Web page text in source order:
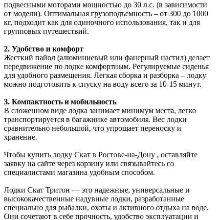
Лодки Скат Тритон — это надежные, универсальные и
высококачественные надувные лодки, разработанные
специально для рыбалки, охоты и активного отдыха на воде.
Они сочетают в себе прочность, удобство эксплуатации и
подвесными моторами мощностью до 30 л.с. (в зависимости
от модели). Оптимальная грузоподъемность – от 300 до 1000
кг, подходит как для одиночного использования, так и для
групповых путешествий.
2. Удобство и комфорт
Жесткий пайол (алюминиевый или фанерный настил) делает
передвижение по лодке комфортным. Регулируемые сиденья
для удобного размещения. Легкая сборка и разборка – лодку
можно подготовить к спуску на воду всего за 10-15 минут.
3. Компактность и мобильность
В сложенном виде лодка занимает минимум места, легко
транспортируется в багажнике автомобиля. Вес лодки
сравнительно небольшой, что упрощает переноску и
хранение.
Чтобы купить лодку Скат в Ростове-на-Дону , оставляйте
заявку на сайте через корзину или связывайтесь со
специалистами магазина удобным способом.